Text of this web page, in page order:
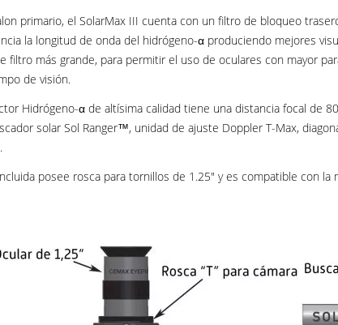
primario, el SolarMax III cuenta con un filtro de bloqueo
la longitud de onda del hidrógeno-α produciendo mejores
filtro más grande, para permitir el uso de oculares con mayor
de visión.
Hidrógeno-α de altísima calidad tiene una distancia focal de
solar Sol Ranger™, unidad de ajuste Doppler T-Max,
posee rosca para tornillos de 1.25" y es compatible con